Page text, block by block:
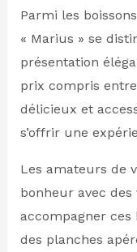
Parmi les
« Marius » se
présentation
prix compris
délicieux et
s’offrir une
Les amateurs de
bonheur avec
accompagner ces
des planches